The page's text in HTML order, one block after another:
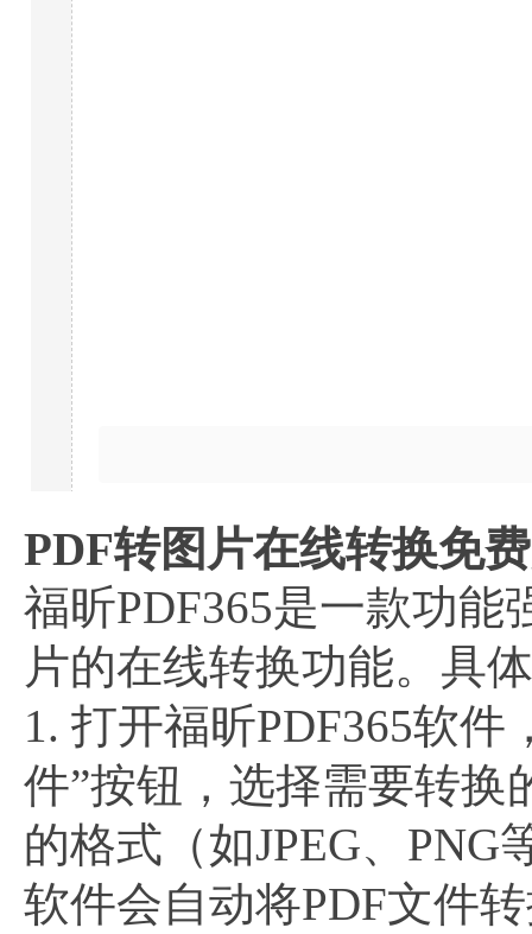
PDF转图片在线转换免
福昕PDF365是一款功能
片的在线转换功能。具
1. 打开福昕PDF365软件
件”按钮，选择需要转换
的格式（如JPEG、PNG
软件会自动将PDF文件